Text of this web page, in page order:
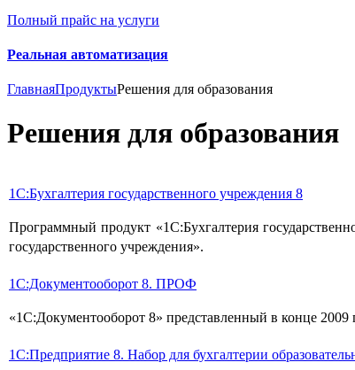
Полный прайс на услуги
Реальная автоматизация
ГлавнаяПродуктыРешения для образования
Решения для образования
1С:Бухгалтерия государственного учреждения 8
Программный продукт «1С:Бухгалтерия
государственного учреждения».
1С:Документооборот 8. ПРОФ
«1С:Документооборот 8» представленный в конце
1C:Предприятие 8. Набор для бухгалтерии